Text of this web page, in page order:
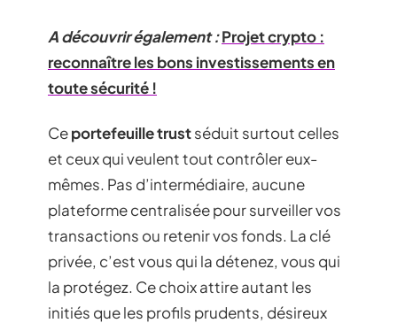
A découvrir également :Projet crypto :
reconnaître les bons investissements en
toute sécurité !
Ceportefeuille trustséduit surtout celles
et ceux qui veulent tout contrôler eux-
mêmes. Pas d’intermédiaire, aucune
plateforme centralisée pour surveiller vos
transactions ou retenir vos fonds. La clé
privée, c’est vous qui la détenez, vous qui
la protégez. Ce choix attire autant les
initiés que les profils prudents, désireux